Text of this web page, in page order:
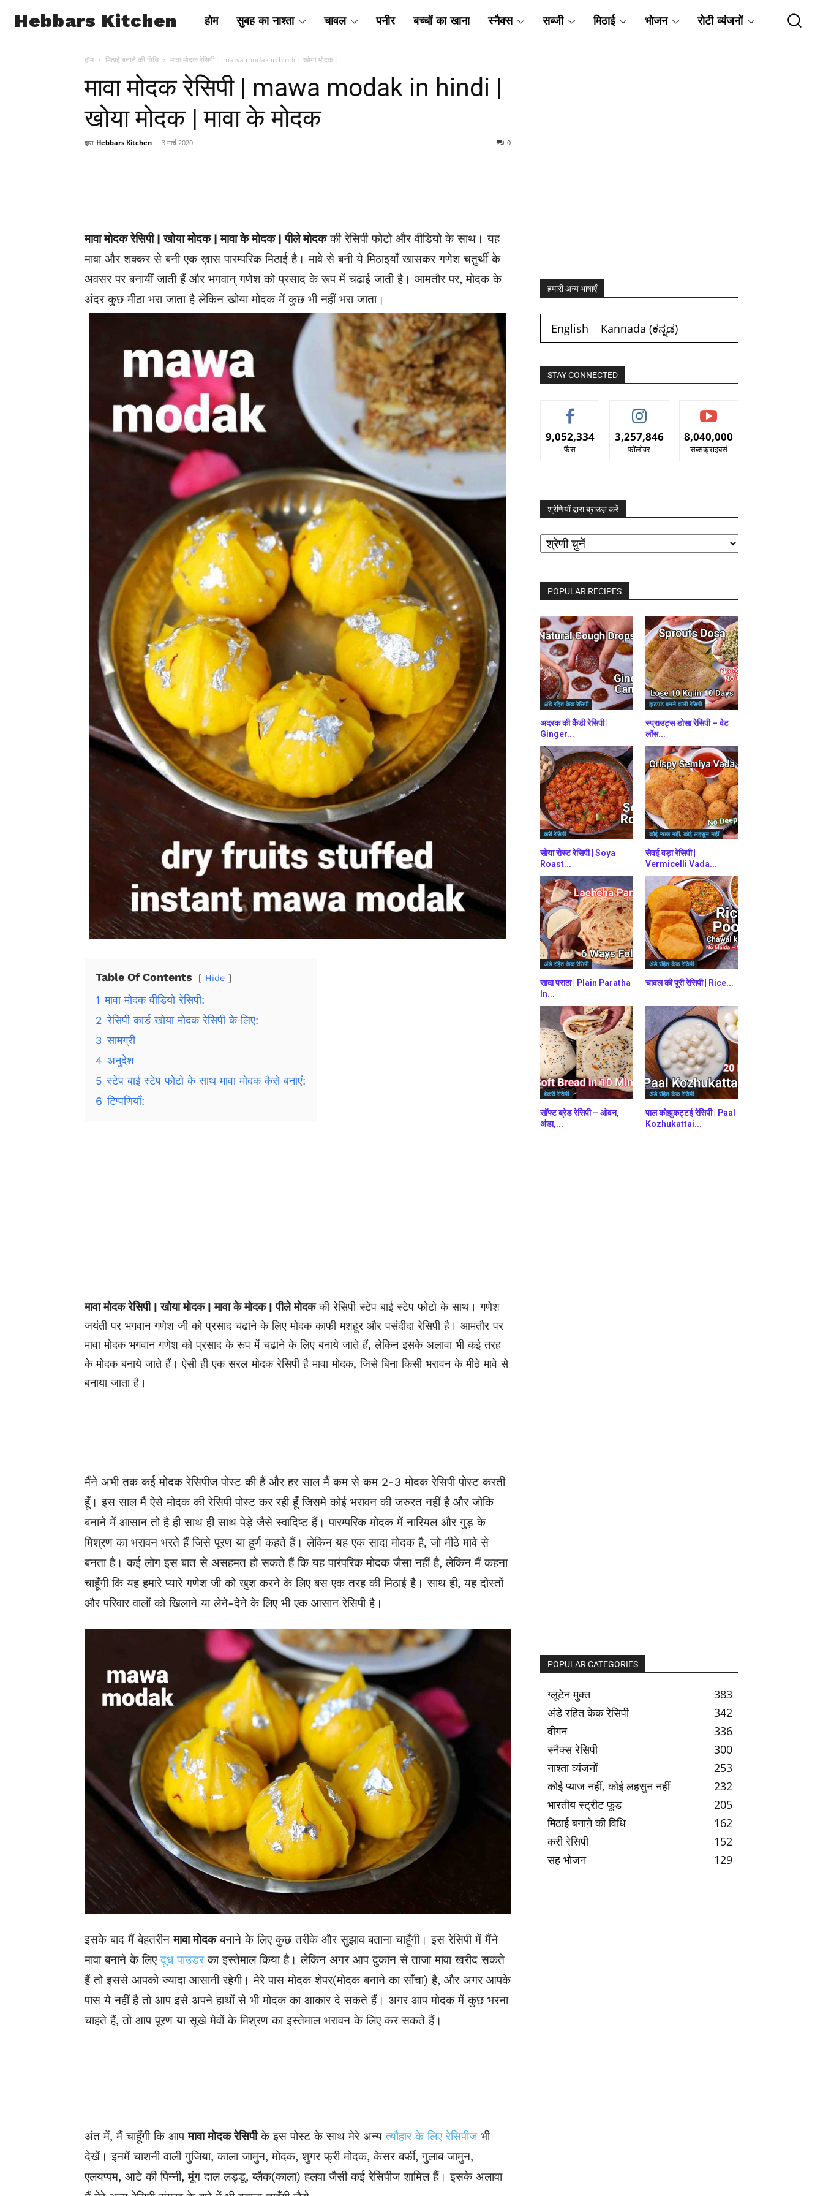
Hebbars Kitchen होम सुबह का नाश्ता चावल पनीर बच्चों का खाना स्नैक्स सब्जी मिठाई भोजन रोटी व्यंजनों
होम मिठाई बनाने की विधि मावा मोदक रेसिपी | mawa modak in hindi | खोया मोदक |...
मावा मोदक रेसिपी | mawa modak in hindi |
खोया मोदक | मावा के मोदक
द्वारा Hebbars Kitchen - 3 मार्च 2020 0
मावा मोदक रेसिपी | खोया मोदक | मावा के मोदक | पीले मोदककी रेसिपी फोटो और वीडियो के साथ। यह
मावा और शक्कर से बनी एक ख़ास पारम्परिक मिठाई है। मावे से बनी ये मिठाइयाँ खासकर गणेश चतुर्थी के
अवसर पर बनायीं जाती हैं और भगवान् गणेश को प्रसाद के रूप में चढाई जाती है। आमतौर पर, मोदक के
अंदर कुछ मीठा भरा जाता है लेकिन खोया मोदक में कुछ भी नहीं भरा जाता।
Table Of Contents Hide
1 मावा मोदक वीडियो रेसिपी:
2 रेसिपी कार्ड खोया मोदक रेसिपी के लिए:
3 सामग्री
4 अनुदेश
5 स्टेप बाई स्टेप फोटो के साथ मावा मोदक कैसे बनाएं:
6 टिप्पणियाँ:
मावा मोदक रेसिपी | खोया मोदक | मावा के मोदक | पीले मोदककी रेसिपी स्टेप बाई स्टेप फोटो के साथ। गणेश
जयंती पर भगवान गणेश जी को प्रसाद चढाने के लिए मोदक काफी मशहूर और पसंदीदा रेसिपी है। आमतौर पर
मावा मोदक भगवान गणेश को प्रसाद के रूप में चढाने के लिए बनाये जाते हैं, लेकिन इसके अलावा भी कई तरह
के मोदक बनाये जाते हैं। ऐसी ही एक सरल मोदक रेसिपी है मावा मोदक, जिसे बिना किसी भरावन के मीठे मावे से
बनाया जाता है।
मैंने अभी तक कई मोदक रेसिपीज पोस्ट की हैं और हर साल मैं कम से कम 2-3 मोदक रेसिपी पोस्ट करती
हूँ। इस साल मैं ऐसे मोदक की रेसिपी पोस्ट कर रही हूँ जिसमे कोई भरावन की जरुरत नहीं है और जोकि
बनाने में आसान तो है ही साथ ही साथ पेड़े जैसे स्वादिष्ट हैं। पारम्परिक मोदक में नारियल और गुड़ के
मिश्रण का भरावन भरते हैं जिसे पूरण या हूर्ण कहते हैं। लेकिन यह एक सादा मोदक है, जो मीठे मावे से
बनता है। कई लोग इस बात से असहमत हो सकते हैं कि यह पारंपरिक मोदक जैसा नहीं है, लेकिन मैं कहना
चाहूँगी कि यह हमारे प्यारे गणेश जी को खुश करने के लिए बस एक तरह की मिठाई है। साथ ही, यह दोस्तों
और परिवार वालों को खिलाने या लेने-देने के लिए भी एक आसान रेसिपी है।
इसके बाद मैं बेहतरीनमावा मोदकबनाने के लिए कुछ तरीके और सुझाव बताना चाहूँगी। इस रेसिपी में मैंने
मावा बनाने के लिएदूध पाउडरका इस्तेमाल किया है। लेकिन अगर आप दुकान से ताजा मावा खरीद सकते
हैं तो इससे आपको ज्यादा आसानी रहेगी। मेरे पास मोदक शेपर(मोदक बनाने का साँचा) है, और अगर आपके
पास ये नहीं है तो आप इसे अपने हाथों से भी मोदक का आकार दे सकते हैं। अगर आप मोदक में कुछ भरना
चाहते हैं, तो आप पूरण या सूखे मेवों के मिश्रण का इस्तेमाल भरावन के लिए कर सकते हैं।
अंत में, मैं चाहूँगी कि आपमावा मोदक रेसिपीके इस पोस्ट के साथ मेरे अन्यत्यौहार के लिए रेसिपीजभी
देखें। इनमें चाशनी वाली गुजिया, काला जामुन, मोदक, शुगर फ्री मोदक, केसर बर्फी, गुलाब जामुन,
एलयप्पम, आटे की पिन्नी, मूंग दाल लड्डू, ब्लैक(काला) हलवा जैसी कई रेसिपीज शामिल हैं। इसके अलावा
हमारी अन्य भाषाएँ
English Kannada (ಕನ್ನಡ)
STAY CONNECTED
9,052,334
फैंस
3,257,846
फॉलोवर
8,040,000
सब्सक्राइबर्स
श्रेणियों द्वारा ब्राउज़ करें
श्रेणियों
द्वारा
ब्राउज़
POPULAR RECIPES
अंडे रहित केक रेसिपी
अदरक की कैंडी रेसिपी |
Ginger...
झटपट बनने वाली रेसिपी
स्प्राउट्स डोसा रेसिपी – वेट
लॉस...
करी रेसिपी
सोया रोस्ट रेसिपी | Soya
Roast...
कोई प्याज नहीं, कोई लहसुन नहीं
सेवई वड़ा रेसिपी |
Vermicelli Vada...
अंडे रहित केक रेसिपी
सादा पराठा | Plain Paratha
In...
अंडे रहित केक रेसिपी
चावल की पूरी रेसिपी | Rice...
बेकरी रेसिपी
सॉफ्ट ब्रेड रेसिपी – ओवन,
अंडा,...
अंडे रहित केक रेसिपी
पाल कोझुकट्टई रेसिपी | Paal
Kozhukattai...
POPULAR CATEGORIES
ग्लूटेन मुक्त
383
अंडे रहित केक रेसिपी
342
वीगन
336
स्नैक्स रेसिपी
300
नाश्ता व्यंजनों
253
कोई प्याज नहीं, कोई लहसुन नहीं
232
भारतीय स्ट्रीट फूड
205
मिठाई बनाने की विधि
162
करी रेसिपी
152
सह भोजन
129